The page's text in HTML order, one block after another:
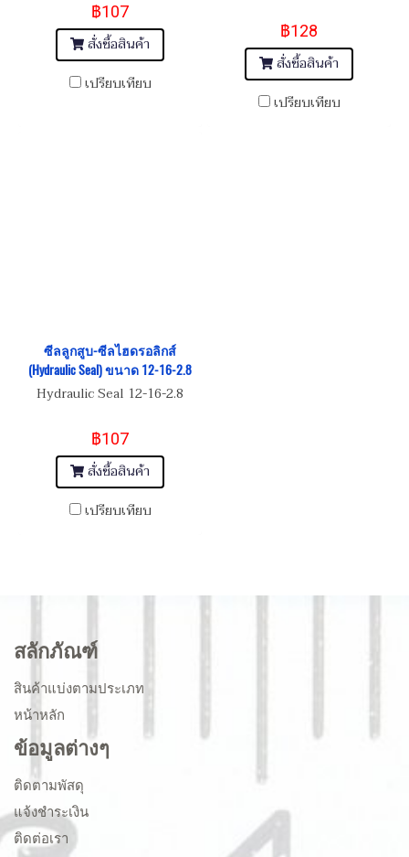
฿107
สั่งซื้อสินค้า
เปรียบเทียบ
฿128
สั่งซื้อสินค้า
เปรียบเทียบ
ซีลลูกสูบ-ซีลไฮดรอลิกส์
(Hydraulic Seal) ขนาด 12-16-2.8
Hydraulic Seal 12-16-2.8
฿107
สั่งซื้อสินค้า
เปรียบเทียบ
สลักภัณฑ์
สินค้าแบ่งตามประเภท
หน้าหลัก
ข้อมูลต่างๆ
ติดตามพัสดุ
แจ้งชำระเงิน
ติดต่อเรา